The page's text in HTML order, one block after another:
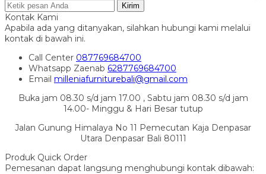
Kirim
Kontak Kami
Apabila ada yang ditanyakan, silahkan hubungi kami melalui
kontak di bawah ini.
Call Center 087769684700
Whatsapp Zaenab 6287769684700
Email milleniafurniturebali@gmail.com
Buka jam 08.30 s/d jam 17.00 , Sabtu jam 08.30 s/d jam
14.00- Minggu & Hari Besar tutup
Jalan Gunung Himalaya No 11 Pemecutan Kaja Denpasar
Utara Denpasar Bali 80111
Produk Quick Order
Pemesanan dapat langsung menghubungi kontak dibawah: